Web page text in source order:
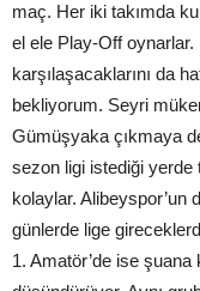
maç. Her iki takımda
el ele Play-Off oynarlar.
karşılaşacaklarını da
bekliyorum. Seyri
Gümüşyaka çıkmaya
sezon ligi istediği
kolaylar. Alibeyspor’un
günlerde lige
1. Amatör’de ise şuana